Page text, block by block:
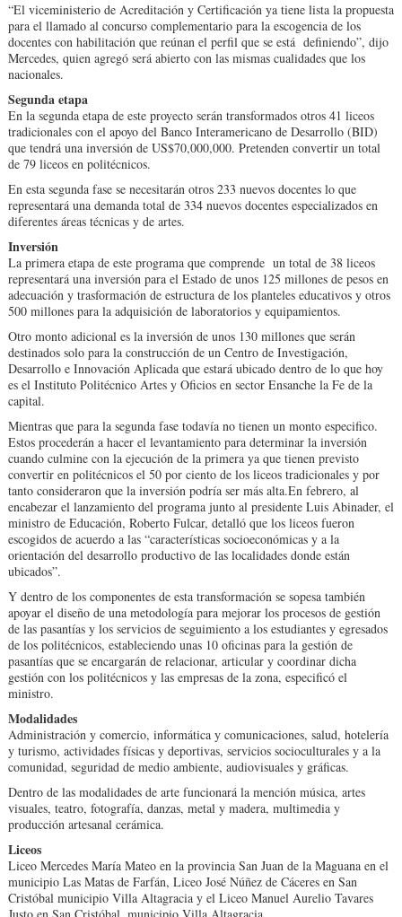
“El viceministerio de Acreditación y Certificación ya tiene lista la propuesta
para el llamado al concurso complementario para la escogencia de los
docentes con habilitación que reúnan el perfil que se está definiendo”, dijo
Mercedes, quien agregó será abierto con las mismas cualidades que los
nacionales.
Segunda etapa
En la segunda etapa de este proyecto serán transformados otros 41 liceos
tradicionales con el apoyo del Banco Interamericano de Desarrollo (BID)
que tendrá una inversión de US$70,000,000. Pretenden convertir un total
de 79 liceos en politécnicos.
En esta segunda fase se necesitarán otros 233 nuevos docentes lo que
representará una demanda total de 334 nuevos docentes especializados en
diferentes áreas técnicas y de artes.
Inversión
La primera etapa de este programa que comprende un total de 38 liceos
representará una inversión para el Estado de unos 125 millones de pesos en
adecuación y trasformación de estructura de los planteles educativos y otros
500 millones para la adquisición de laboratorios y equipamientos.
Otro monto adicional es la inversión de unos 130 millones que serán
destinados solo para la construcción de un Centro de Investigación,
Desarrollo e Innovación Aplicada que estará ubicado dentro de lo que hoy
es el Instituto Politécnico Artes y Oficios en sector Ensanche la Fe de la
capital.
Mientras que para la segunda fase todavía no tienen un monto especifico.
Estos procederán a hacer el levantamiento para determinar la inversión
cuando culmine con la ejecución de la primera ya que tienen previsto
convertir en politécnicos el 50 por ciento de los liceos tradicionales y por
tanto consideraron que la inversión podría ser más alta.En febrero, al
encabezar el lanzamiento del programa junto al presidente Luis Abinader, el
ministro de Educación, Roberto Fulcar, detalló que los liceos fueron
escogidos de acuerdo a las “características socioeconómicas y a la
orientación del desarrollo productivo de las localidades donde están
ubicados”.
Y dentro de los componentes de esta transformación se sopesa también
apoyar el diseño de una metodología para mejorar los procesos de gestión
de las pasantías y los servicios de seguimiento a los estudiantes y egresados
de los politécnicos, estableciendo unas 10 oficinas para la gestión de
pasantías que se encargarán de relacionar, articular y coordinar dicha
gestión con los politécnicos y las empresas de la zona, especificó el
ministro.
Modalidades
Administración y comercio, informática y comunicaciones, salud, hotelería
y turismo, actividades físicas y deportivas, servicios socioculturales y a la
comunidad, seguridad de medio ambiente, audiovisuales y gráficas.
Dentro de las modalidades de arte funcionará la mención música, artes
visuales, teatro, fotografía, danzas, metal y madera, multimedia y
producción artesanal cerámica.
Liceos
Liceo Mercedes María Mateo en la provincia San Juan de la Maguana en el
municipio Las Matas de Farfán, Liceo José Núñez de Cáceres en San
Cristóbal municipio Villa Altagracia y el Liceo Manuel Aurelio Tavares